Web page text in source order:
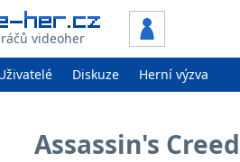
videoher
Diskuze Herní výzva
Assassin's